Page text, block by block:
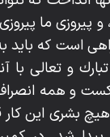
و پيروزى ما
است كه بايد
و تعالى
و همه انصراف
بشرى اين كار